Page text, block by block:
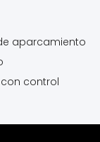
aparcamiento
control